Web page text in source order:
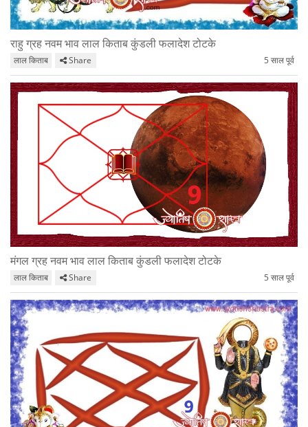
राहु ग्रह नवम भाव लाल किताब कुंडली फलादेश टोटके
लाल किताब Share 5 साल पूर्व
मंगल ग्रह नवम भाव लाल किताब कुंडली फलादेश टोटके
लाल किताब Share 5 साल पूर्व